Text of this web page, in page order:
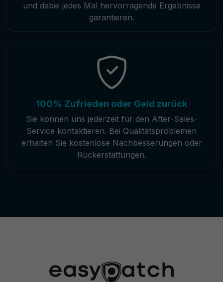
und dabei jedes Mal hervorragende Ergebnisse
garantieren.
100% Zufrieden oder Geld zurück
Sie können uns jederzeit für den After-Sales-
Service kontaktieren. Bei Qualitätsproblemen
erhalten Sie kostenlose Nachbesserungen oder
Rückerstattungen.